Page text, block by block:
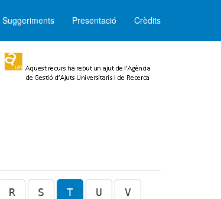
Suggeriments Presentació Crèdits
R S T U V